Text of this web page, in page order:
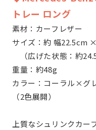
トレー ロング
素材：カーフレザー
サイズ：約 幅22.5cm
（広げた状態：約
重量：約48g
カラー：コーラル×グ
（2色展開）
上質なシュリンクカー